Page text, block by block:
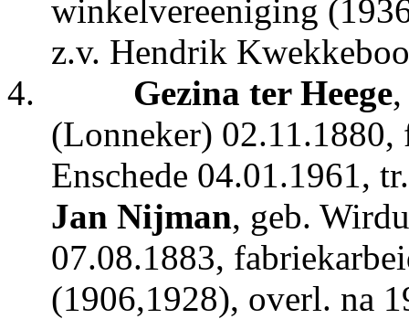
winkelvereeniging
z.v. Hendrik
4.
Gezina ter Heege
(Lonneker)
Enschede 04.01.1961,
Jan Nijman, geb.
07.08.1883,
(1906,1928), overl. na